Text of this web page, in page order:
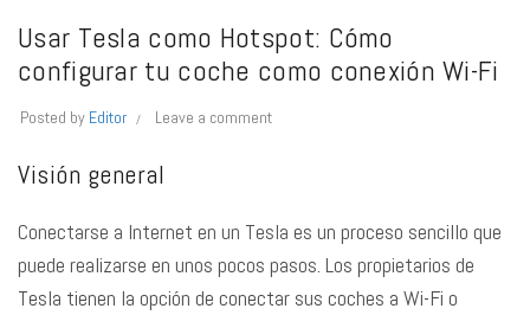
Usar Tesla como Hotspot: Cómo
configurar tu coche como conexión Wi-Fi
Posted by Editor Leave a comment
Visión general
Conectarse a Internet en un Tesla es un proceso sencillo que
puede realizarse en unos pocos pasos. Los propietarios de
Tesla tienen la opción de conectar sus coches a Wi-Fi o